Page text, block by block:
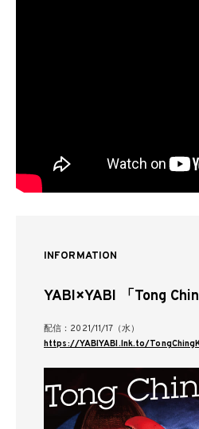
INFORMATION
YABI×YABI 「Tong
配信：2021/11/17（水）
https://YABIYABI.lnk.to/